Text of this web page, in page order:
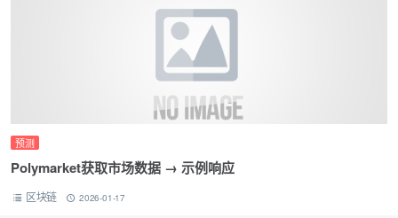
预测
Polymarket获取市场数据 → 示例响应
区块链 2026-01-17